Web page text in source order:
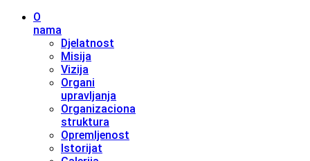
O
nama
Djelatnost
Misija
Vizija
Organi
upravljanja
Organizaciona
struktura
Opremljenost
Istorijat